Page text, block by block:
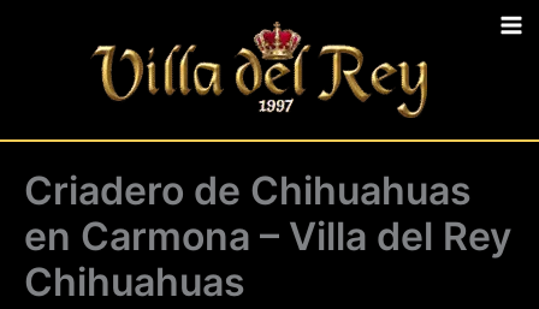
Criadero de Chihuahuas
en Carmona – Villa del Rey
Chihuahuas